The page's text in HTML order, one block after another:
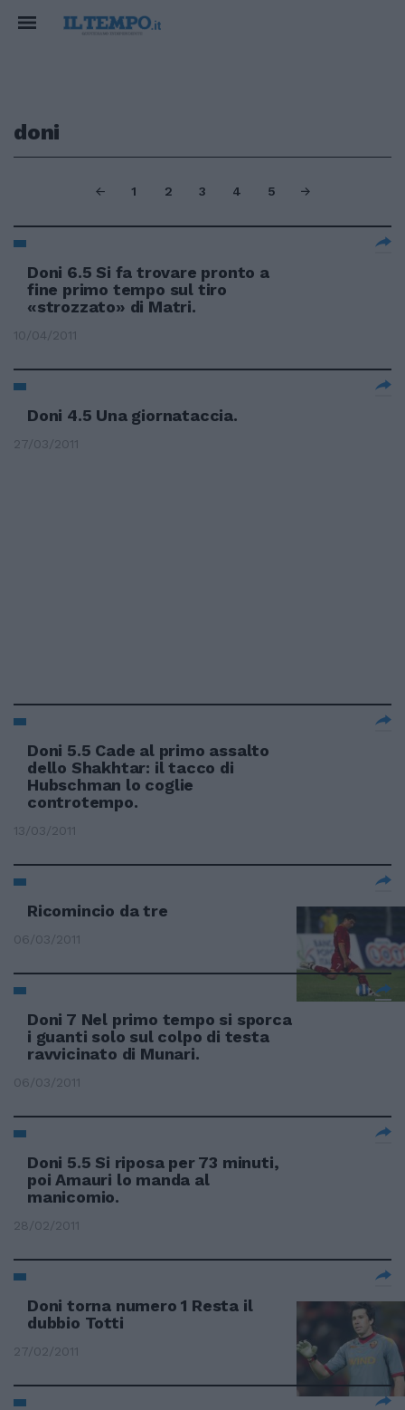
doni
1 2 3 4 5
Doni 6.5 Si fa trovare pronto a
fine primo tempo sul tiro
«strozzato» di Matri.
10/04/2011
Doni 4.5 Una giornataccia.
27/03/2011
Doni 5.5 Cade al primo assalto
dello Shakhtar: il tacco di
Hubschman lo coglie
controtempo.
13/03/2011
Ricomincio da tre
06/03/2011
Doni 7 Nel primo tempo si sporca
i guanti solo sul colpo di testa
ravvicinato di Munari.
06/03/2011
Doni 5.5 Si riposa per 73 minuti,
poi Amauri lo manda al
manicomio.
28/02/2011
Doni torna numero 1 Resta il
dubbio Totti
27/02/2011